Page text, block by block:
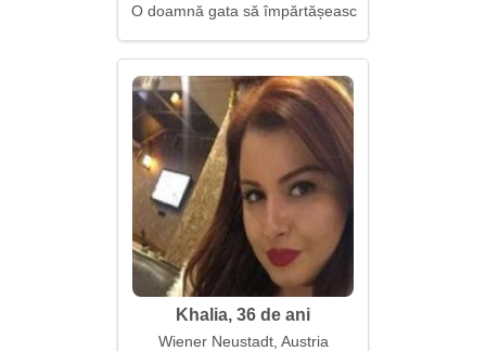
O doamnă gata să împărtășească fericirea
Khalia, 36 de ani
Wiener Neustadt, Austria